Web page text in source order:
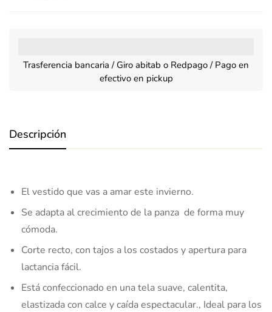
Trasferencia bancaria / Giro abitab o Redpago / Pago en
efectivo en pickup
Descripción
El vestido que vas a amar este invierno.
Se adapta al crecimiento de la panza de forma muy
cómoda.
Corte recto, con tajos a los costados y apertura para
lactancia fácil.
Está confeccionado en una tela suave, calentita,
elastizada con calce y caída espectacular., Ideal para los